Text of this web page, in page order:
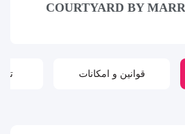
قوانین و امکانات